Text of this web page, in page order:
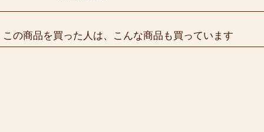
この商品を買った人は、こんな商品も買っています